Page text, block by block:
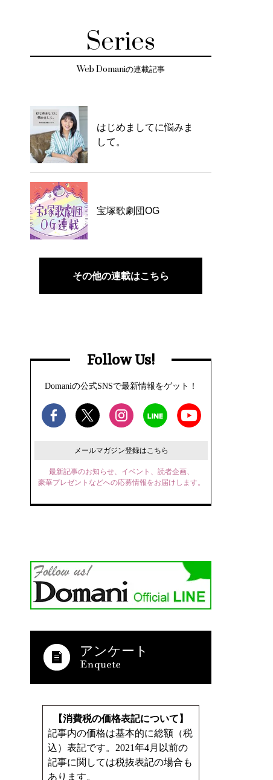
Series
Web Domaniの連載記事
はじめましてに悩みま
して。
宝塚歌劇団OG
その他の連載はこちら
Follow Us!
Domaniの公式SNSで最新情報をゲット！
メールマガジン登録はこちら
最新記事のお知らせ、イベント、読者企画、
豪華プレゼントなどへの応募情報をお届けします。
アンケート
【消費税の価格表記について】
記事内の価格は基本的に総額（税
込）表記です。2021年4月以前の
記事に関しては税抜表記の場合も
あります。